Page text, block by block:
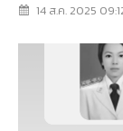
14 ส.ค. 2025